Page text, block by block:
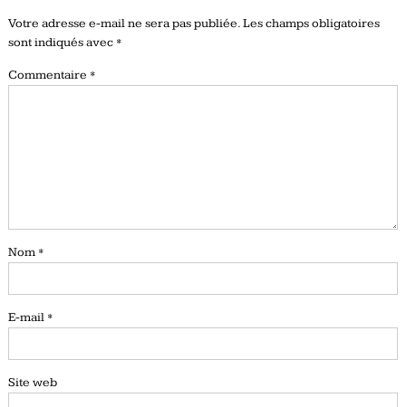
Votre adresse e-mail ne sera pas publiée.Les champs obligatoires
sont indiqués avec *
Commentaire *
Nom *
E-mail *
Site web